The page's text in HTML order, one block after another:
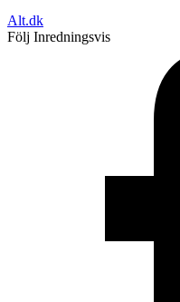
Alt.dk
Följ Inredningsvis